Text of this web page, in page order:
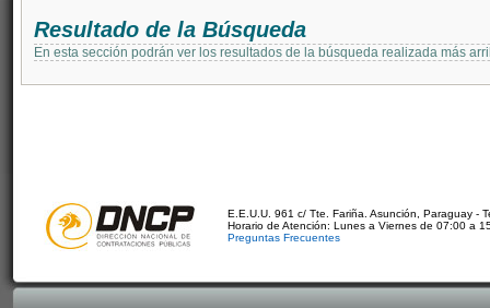
Resultado de la Búsqueda
En esta sección podrán ver los resultados de la búsqueda realizada más
E.E.U.U. 961 c/ Tte. Fariña. Asunción, Paraguay -
Horario de Atención: Lunes a Viernes de 07:00 a
Preguntas Frecuentes